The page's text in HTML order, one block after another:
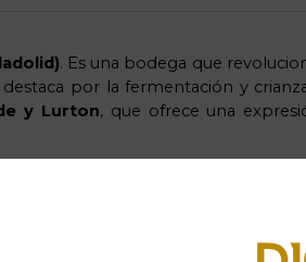
. Es una bodega que
por la fermentación y
y Lurton, que ofrece una